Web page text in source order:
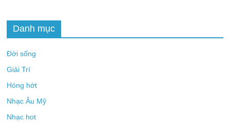
Danh mục
Đời sống
Giải Trí
Hóng hớt
Nhạc Âu Mỹ
Nhạc hot